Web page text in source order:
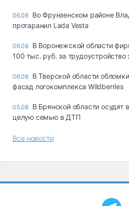
06.08 Во Фрунзенском районе
протаранил Lada Vesta
06.08 В Воронежской области
100 тыс. руб. за
06.08 В Тверской области
фасад логокомплекса Wildberries
05.08 В Брянской области осудят
целую семью в ДТП
Все новости